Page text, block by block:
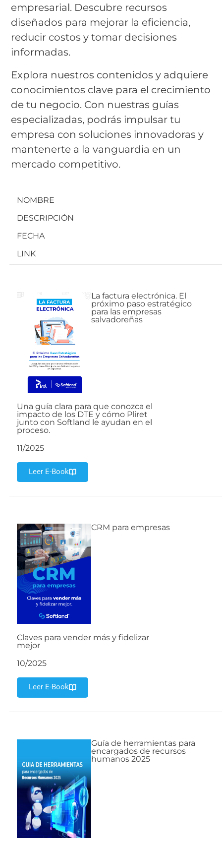
empresarial. Descubre recursos
diseñados para mejorar la eficiencia,
reducir costos y tomar decisiones
informadas.
Explora nuestros contenidos y adquiere
conocimientos clave para el crecimiento
de tu negocio. Con nuestras guías
especializadas, podrás impulsar tu
empresa con soluciones innovadoras y
mantenerte a la vanguardia en un
mercado competitivo.
NOMBRE
DESCRIPCIÓN
FECHA
LINK
La factura electrónica. El
próximo paso estratégico
para las empresas
salvadoreñas
Una guía clara para que conozca el
impacto de los DTE y cómo Pliret
junto con Softland le ayudan en el
proceso.
11/2025
Leer E-Book
CRM para empresas
Claves para vender más y fidelizar
mejor
10/2025
Leer E-Book
Guía de herramientas para
encargados de recursos
humanos 2025